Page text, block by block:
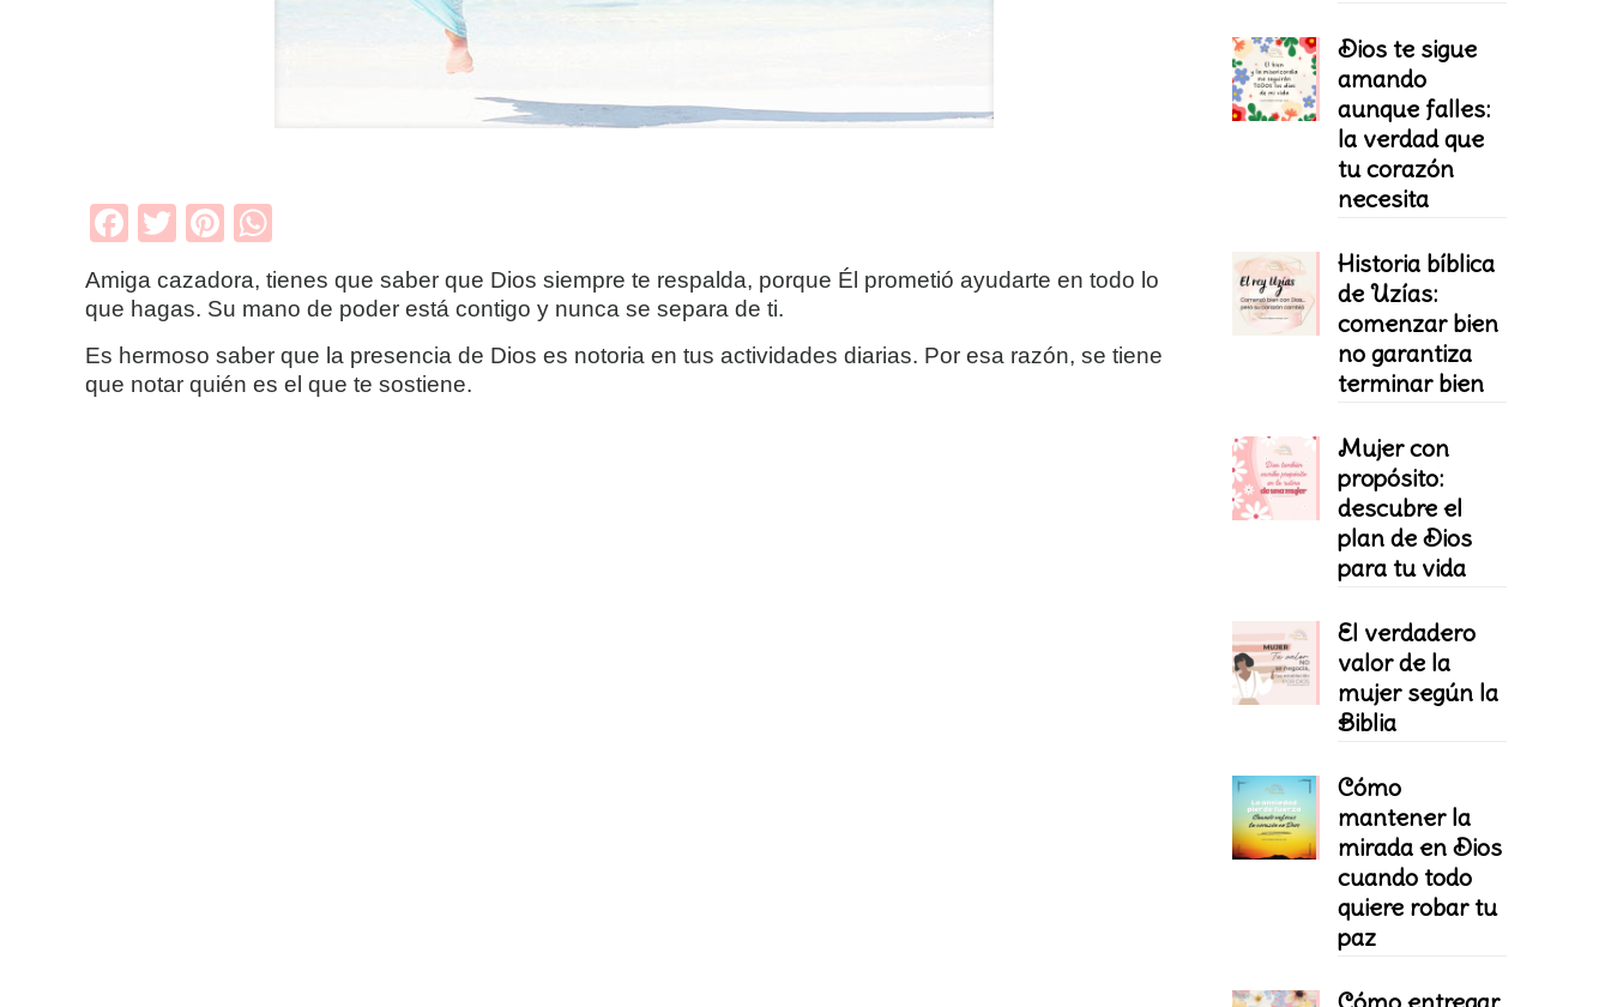
Facebook
TwitterPinterest
Amiga cazadora, tienes que saber que Dios siempre te respalda, porque Él prometió ayudarte en todo lo
que hagas. Su mano de poder está contigo y nunca se separa de ti.
Es hermoso saber que la presencia de Dios es notoria en tus actividades diarias. Por esa razón, se tiene
que notar quién es el que te sostiene.
Dios te sigue
amando
aunque falles:
la verdad que
tu corazón
necesita
Historia bíblica
de Uzías:
comenzar bien
no garantiza
terminar bien
Mujer con
propósito:
descubre el
plan de Dios
para tu vida
El verdadero
valor de la
mujer según la
Biblia
Cómo
mantener la
mirada en Dios
cuando todo
quiere robar tu
paz